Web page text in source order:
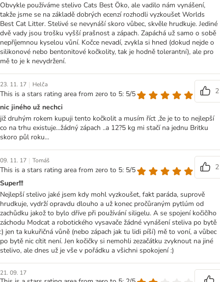
Obvykle používáme stelivo Cats Best Öko, ale vadilo nám vynášení,
takže jsme se na základě dobrých ecenzí rozhodli vyzkoušet Worlds
Best Cat Litter. Stelivé se nevynáší skoro vůbec, skvěle hrudkuje. Jediné
dvě vady jsou trošku vyšší prašnost a zápach. Zapáchá už samo o sobě
nepříjemnou kyselou vůní. Kočce nevadí, zvykla si hned (dokud nejde o
silikonové nebo bentonitové kočkolity, tak je hodně tolerantní), ale pro
mě to je k nevydržení.
23. 11. 17 | Helča
This is a stars rating area from zero to 5: 5/5
2
nic jiného už nechci
již druhým rokem kupuji tento kočkolit a musím říct ,že je to to nejlepší
co na trhu existuje...žádný zápach ..a 12?5 kg mi stačí na jednu Britku
skoro půl roku...
09. 11. 17 | Tomáš
This is a stars rating area from zero to 5: 5/5
2
Super!!!
Nejlepší stelivo jaké jsem kdy mohl vyzkoušet, fakt paráda, suprově
hrudkuje, vydrží opravdu dlouho a už konec pročůraným pytlúm od
zachůdku jakož to bylo dříve při používání siligelu. A se spojení kočičího
záchodu Modcat a robotického vysavače žádné vynášení steliva po bytě
:) jen ta kukuřičná vůně (nebo zápach jak tu lidi píší) mě to voní, a vůbec
po bytě nic cítit není. Jen kočičky si nemohli zezačátku zvyknout na jiné
stelivo, ale dnes už je vše v pořádku a všichni spokojení :)
21. 09. 17